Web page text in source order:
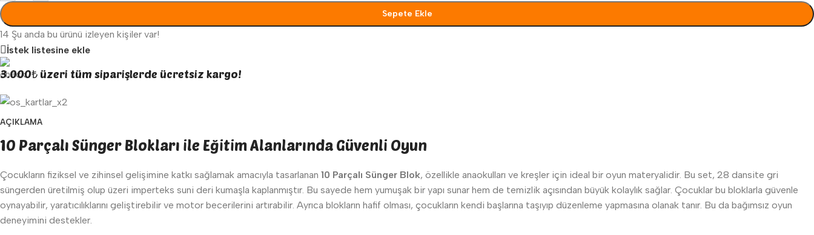
Sepete Ekle
14 Şu anda bu ürünü izleyen kişiler var!
İstek listesine ekle
3.000₺ üzeri tüm siparişlerde ücretsiz kargo!
AÇIKLAMA
10 Parçalı Sünger Blokları ile Eğitim Alanlarında Güvenli Oyun
Çocukların fiziksel ve zihinsel gelişimine katkı sağlamak amacıyla tasarlanan 10 Parçalı Sünger Blok, özellikle anaokulları ve kreşler için ideal bir oyun materyalidir. Bu set, 28 dansite gri
süngerden üretilmiş olup üzeri imperteks suni deri kumaşla kaplanmıştır. Bu sayede hem yumuşak bir yapı sunar hem de temizlik açısından büyük kolaylık sağlar. Çocuklar bu bloklarla güvenle
oynayabilir, yaratıcılıklarını geliştirebilir ve motor becerilerini artırabilir. Ayrıca blokların hafif olması, çocukların kendi başlarına taşıyıp düzenleme yapmasına olanak tanır. Bu da bağımsız oyun
deneyimini destekler.